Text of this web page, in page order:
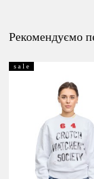
Рекомендуємо
s a l e